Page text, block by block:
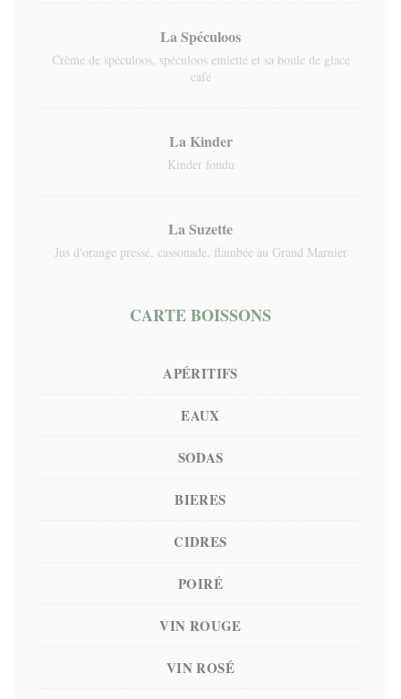
La Spéculoos
Crème de spéculoos, spéculoos emietté et sa boule de glace
café
La Kinder
Kinder fondu
La Suzette
Jus d'orange pressé, cassonade, flambée au Grand Marnier
CARTE BOISSONS
APÉRITIFS
EAUX
SODAS
BIERES
CIDRES
POIRÉ
VIN ROUGE
VIN ROSÉ